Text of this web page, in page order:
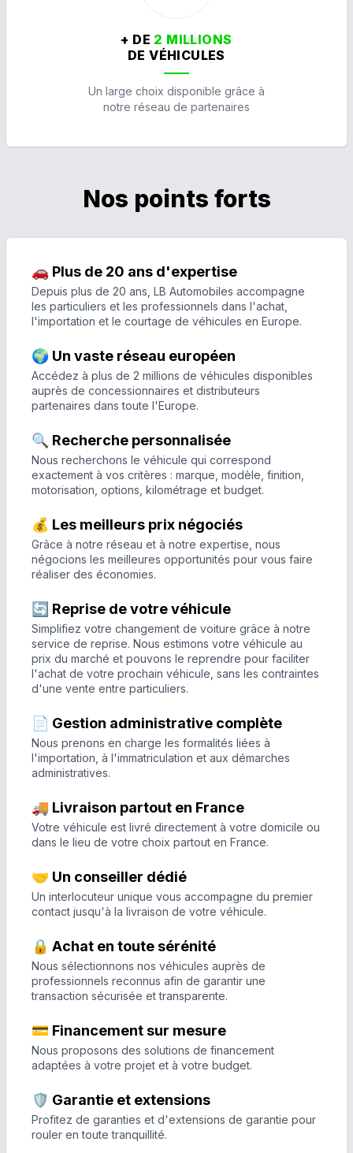
+ DE 2 MILLIONS
DE VÉHICULES
Un large choix disponible grâce à
notre réseau de partenaires
Nos points forts
🚗 Plus de 20 ans d'expertise
Depuis plus de 20 ans, LB Automobiles accompagne
les particuliers et les professionnels dans l'achat,
l'importation et le courtage de véhicules en Europe.
🌍 Un vaste réseau européen
Accédez à plus de 2 millions de véhicules disponibles
auprès de concessionnaires et distributeurs
partenaires dans toute l'Europe.
🔍 Recherche personnalisée
Nous recherchons le véhicule qui correspond
exactement à vos critères : marque, modèle, finition,
motorisation, options, kilométrage et budget.
💰 Les meilleurs prix négociés
Grâce à notre réseau et à notre expertise, nous
négocions les meilleures opportunités pour vous faire
réaliser des économies.
🔄 Reprise de votre véhicule
Simplifiez votre changement de voiture grâce à notre
service de reprise. Nous estimons votre véhicule au
prix du marché et pouvons le reprendre pour faciliter
l'achat de votre prochain véhicule, sans les contraintes
d'une vente entre particuliers.
📄 Gestion administrative complète
Nous prenons en charge les formalités liées à
l'importation, à l'immatriculation et aux démarches
administratives.
🚚 Livraison partout en France
Votre véhicule est livré directement à votre domicile ou
dans le lieu de votre choix partout en France.
🤝 Un conseiller dédié
Un interlocuteur unique vous accompagne du premier
contact jusqu'à la livraison de votre véhicule.
🔒 Achat en toute sérénité
Nous sélectionnons nos véhicules auprès de
professionnels reconnus afin de garantir une
transaction sécurisée et transparente.
💳 Financement sur mesure
Nous proposons des solutions de financement
adaptées à votre projet et à votre budget.
🛡️ Garantie et extensions
Profitez de garanties et d'extensions de garantie pour
rouler en toute tranquillité.